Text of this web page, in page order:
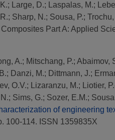
; Large, D.; Laspalas, M.;
; Sharp, N.; Sousa, P.; Trochu,
Composites Part A: Applied
A.; Mitschang, P.; Abaimov,
; Danzi, M.; Dittmann, J.;
O.V.; Lizaranzu, M.; Liotier,
; Sims, G.; Sozer, E.M.;
of engineering
100-114. ISSN 1359835X